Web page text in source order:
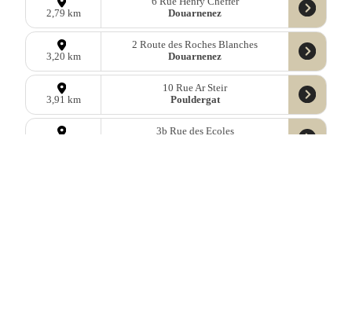
2,79 km
Douarnenez
3,20 km
2 Route des Roches Blanches
Douarnenez
3,91 km
10 Rue Ar Steir
Pouldergat
3b Rue des Ecoles